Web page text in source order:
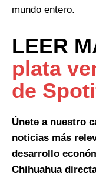
mundo entero.
LEER
plata
de
Únete a nuestro
noticias más
desarrollo
Chihuahua